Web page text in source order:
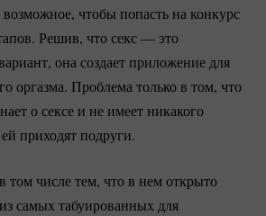
возможное, чтобы попасть на конкурс
Решив, что секс — это
она создает приложение для
оргазма. Проблема только в том, что
о сексе и не имеет никакого
приходят подруги.
том числе тем, что в нем открыто
самых табуированных для